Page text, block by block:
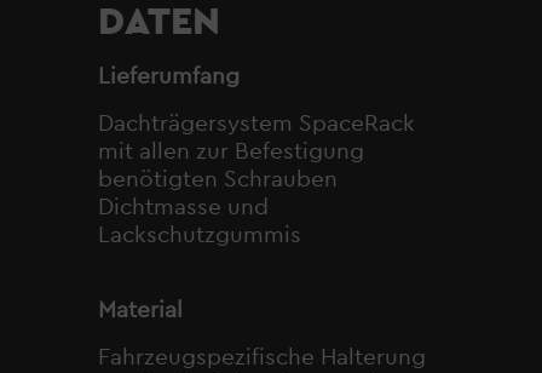
DATEN
Lieferumfang
Dachträgersystem SpaceRack
mit allen zur Befestigung
benötigten Schrauben
Dichtmasse und
Lackschutzgummis
Material
Fahrzeugspezifische Halterung